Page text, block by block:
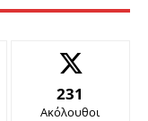
231
Ακόλουθοι